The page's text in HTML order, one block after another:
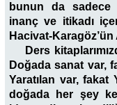
bunun da sadece
inanç ve itikadı
Hacivat-Karagöz’ün
Ders
Doğada sanat var,
Yaratılan var, fakat
doğada her şey